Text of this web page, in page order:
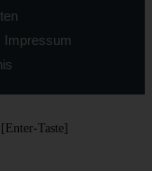
Impressum
Taste]